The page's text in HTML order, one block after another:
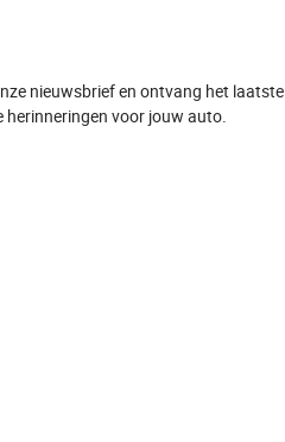
nieuwsbrief en ontvang het laatste
herinneringen voor jouw auto.